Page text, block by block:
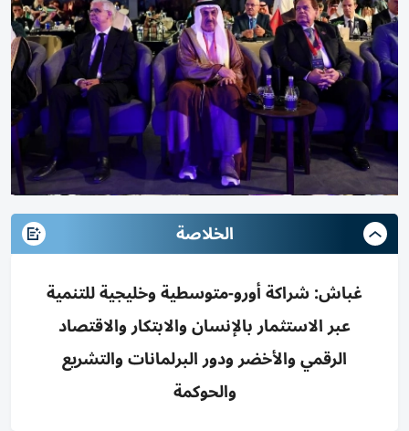
الخلاصة
غباش: شراكة أورو-متوسطية وخليجية للتنمية
عبر الاستثمار بالإنسان والابتكار والاقتصاد
الرقمي والأخضر ودور البرلمانات والتشريع
والحوكمة